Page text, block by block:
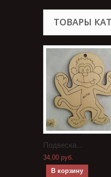
ТОВАРЫ
Подвеска...
34,00 руб.
В корзину